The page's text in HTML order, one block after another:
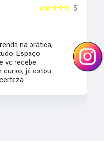
5
☆☆☆☆☆
na prática,
Espaço
vc recebe
curso, já estou
.
›